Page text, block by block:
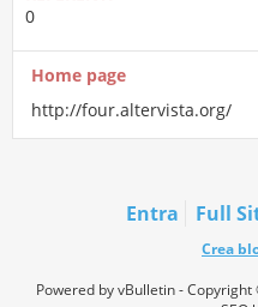
0
Home page
http://four.altervista.org/
Entra Full
Crea
Powered by vBulletin -